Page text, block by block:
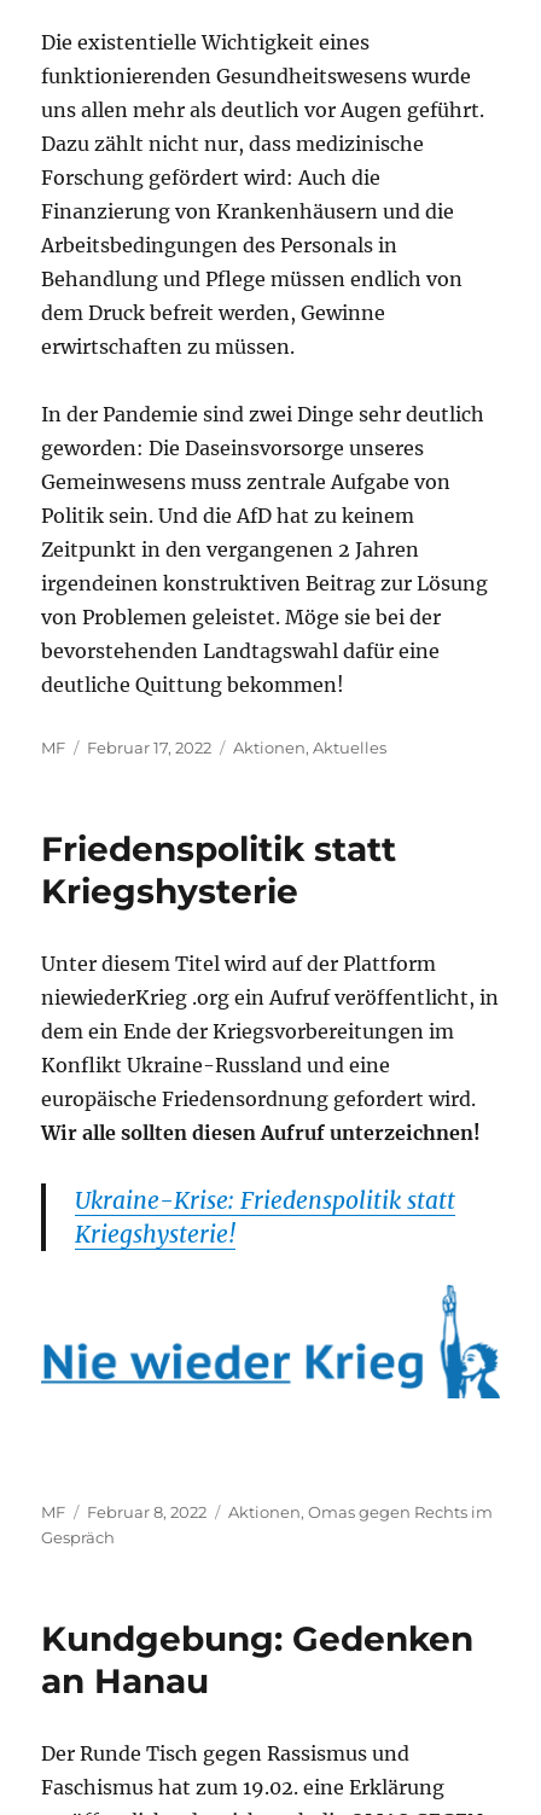
Die existentielle Wichtigkeit eines
funktionierenden Gesundheitswesens wurde
uns allen mehr als deutlich vor Augen geführt.
Dazu zählt nicht nur, dass medizinische
Forschung gefördert wird: Auch die
Finanzierung von Krankenhäusern und die
Arbeitsbedingungen des Personals in
Behandlung und Pflege müssen endlich von
dem Druck befreit werden, Gewinne
erwirtschaften zu müssen.
In der Pandemie sind zwei Dinge sehr deutlich
geworden: Die Daseinsvorsorge unseres
Gemeinwesens muss zentrale Aufgabe von
Politik sein. Und die AfD hat zu keinem
Zeitpunkt in den vergangenen 2 Jahren
irgendeinen konstruktiven Beitrag zur Lösung
von Problemen geleistet. Möge sie bei der
bevorstehenden Landtagswahl dafür eine
deutliche Quittung bekommen!
Autor
MF
Veröffentlicht
Februar 17, 2022 Kategorien
Aktionen,Aktuelles
Friedenspolitik statt
Kriegshysterie
Unter diesem Titel wird auf der Plattform
niewiederKrieg .org ein Aufruf veröffentlicht, in
dem ein Ende der Kriegsvorbereitungen im
Konflikt Ukraine-Russland und eine
europäische Friedensordnung gefordert wird.
Wir alle sollten diesen Aufruf unterzeichnen!
Ukraine-Krise: Friedenspolitik statt
Kriegshysterie!
Autor
MF
Veröffentlicht
am
Februar 8, 2022 Kategorien
Aktionen,Omas gegen Rechts im
Gespräch
Kundgebung: Gedenken
an Hanau
Der Runde Tisch gegen Rassismus und
Faschismus hat zum 19.02. eine Erklärung